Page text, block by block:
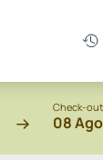
Check-out
08 Ago